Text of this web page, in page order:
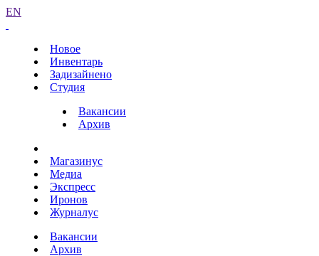
EN
Новое
Инвентарь
Задизайнено
Студия
Вакансии
Архив
Магазинус
Медиа
Экспресс
Иронов
Журналус
Вакансии
Архив